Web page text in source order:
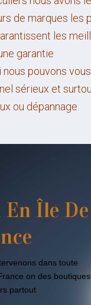
de marques les
les
garantie
nous pouvons
sérieux et
ou dépannage.
En Île De
dans toute
on des boutiques
partout